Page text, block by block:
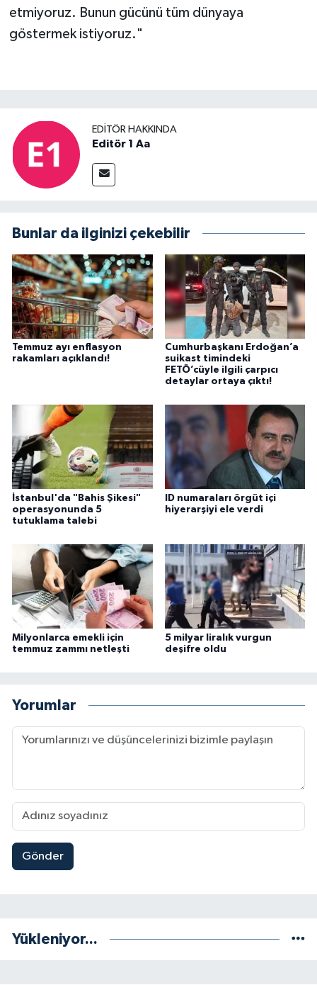
etmiyoruz. Bunun gücünü tüm dünyaya
göstermek istiyoruz."
EDITÖR HAKKINDA
Editör 1 Aa
Bunlar da ilginizi çekebilir
Temmuz ayı enflasyon
rakamları açıklandı!
Cumhurbaşkanı Erdoğan’a
suikast timindeki
FETÖ’cüyle ilgili çarpıcı
detaylar ortaya çıktı!
İstanbul'da "Bahis Şikesi"
operasyonunda 5
tutuklama talebi
ID numaraları örgüt içi
hiyerarşiyi ele verdi
Milyonlarca emekli için
temmuz zammı netleşti
5 milyar liralık vurgun
deşifre oldu
Yorumlar
Gönder
Yükleniyor...